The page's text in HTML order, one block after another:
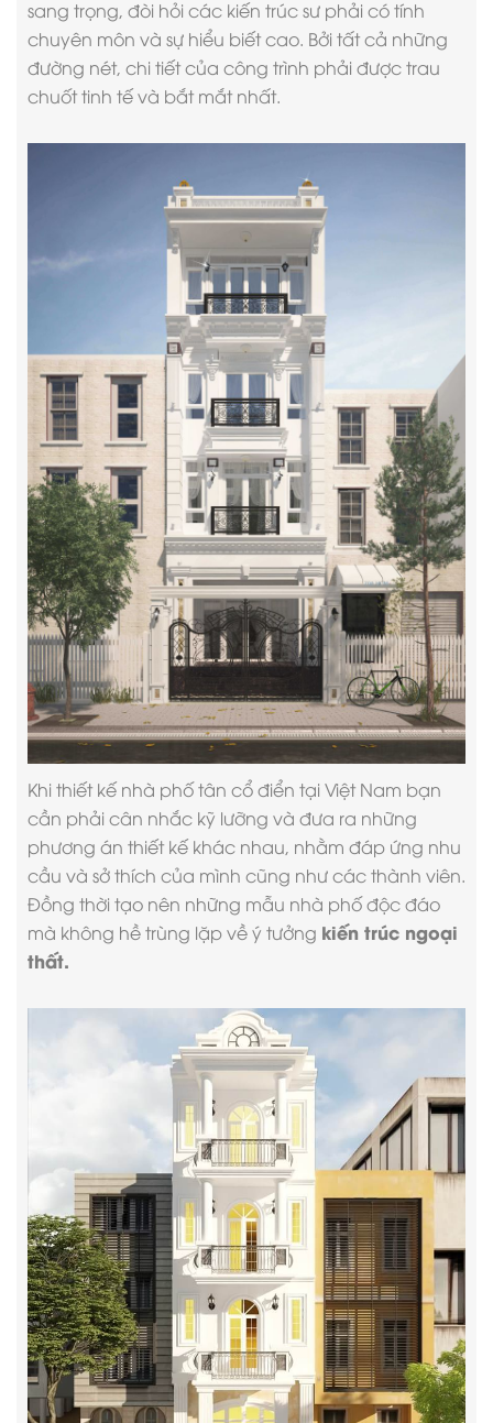
sang trọng, đòi hỏi các kiến trúc sư phải có tính
chuyên môn và sự hiểu biết cao. Bởi tất cả những
đường nét, chi tiết của công trình phải được trau
chuốt tinh tế và bắt mắt nhất.
Khi thiết kế nhà phố tân cổ điển tại Việt Nam bạn
cần phải cân nhắc kỹ lưỡng và đưa ra những
phương án thiết kế khác nhau, nhằm đáp ứng nhu
cầu và sở thích của mình cũng như các thành viên.
Đồng thời tạo nên những mẫu nhà phố độc đáo
mà không hề trùng lặp về ý tưởng kiến trúc ngoại
thất.